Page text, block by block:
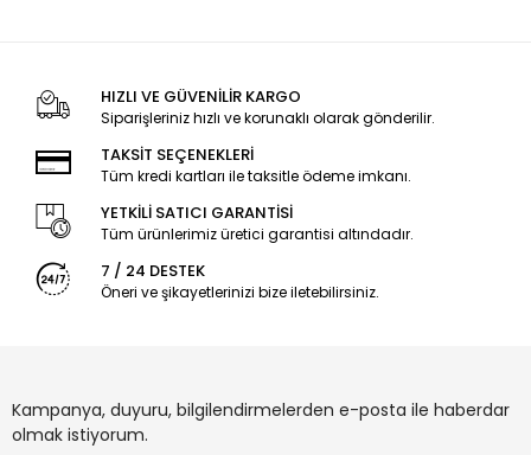
HIZLI VE GÜVENİLİR KARGO
Siparişleriniz hızlı ve korunaklı olarak gönderilir.
TAKSİT SEÇENEKLERİ
Tüm kredi kartları ile taksitle ödeme imkanı.
YETKİLİ SATICI GARANTİSİ
Tüm ürünlerimiz üretici garantisi altındadır.
7 / 24 DESTEK
Öneri ve şikayetlerinizi bize iletebilirsiniz.
Kampanya, duyuru, bilgilendirmelerden e-posta ile haberdar
olmak istiyorum.